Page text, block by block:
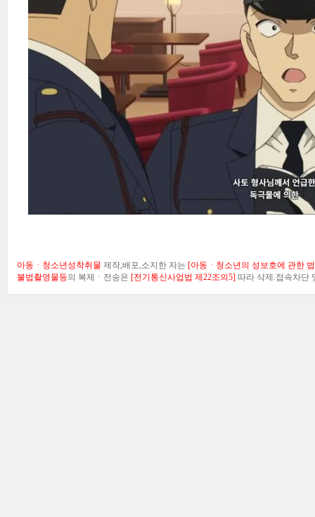
아동ㆍ청소년성착취물 제작,배포,소지한 자는 [아동ㆍ청소년의 성보호에 관한
불법촬영물등의 복제ㆍ전송은 [전기통신사업법 제22조의5] 따라 삭제.접속차단